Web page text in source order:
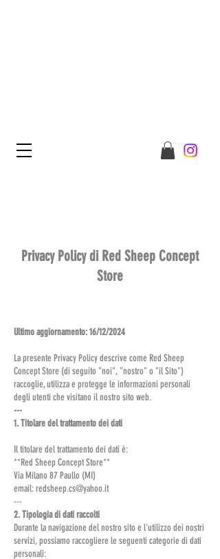
Privacy Policy di Red Sheep Concept
Store
Ultimo aggiornamento: 16/12/2024
La presente Privacy Policy descrive come Red Sheep
Concept Store (di seguito "noi", "nostro" o "il Sito")
raccoglie, utilizza e protegge le informazioni personali
degli utenti che visitano il nostro sito web.
---
1. Titolare del trattamento dei dati
Il titolare del trattamento dei dati è:
**Red Sheep Concept Store**
Via Milano 87 Paullo (MI)
email: redsheep.cs@yahoo.it
---
2. Tipologia di dati raccolti
Durante la navigazione del nostro sito e l'utilizzo dei nostri
servizi, possiamo raccogliere le seguenti categorie di dati
personali: